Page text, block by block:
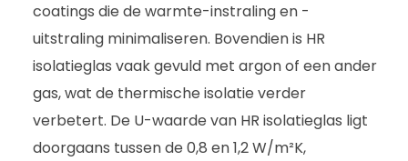
coatings die de warmte-instraling en -
uitstraling minimaliseren. Bovendien is HR
isolatieglas vaak gevuld met argon of een ander
gas, wat de thermische isolatie verder
verbetert. De U-waarde van HR isolatieglas ligt
doorgaans tussen de 0,8 en 1,2 W/m²K,